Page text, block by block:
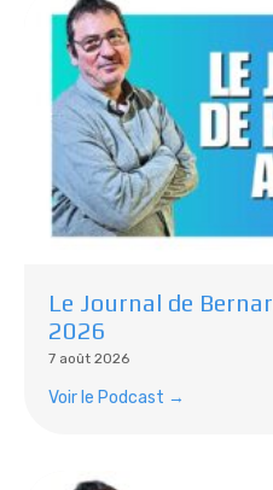
Le Journal de
2026
7 août 2026
Voir le Podcast →